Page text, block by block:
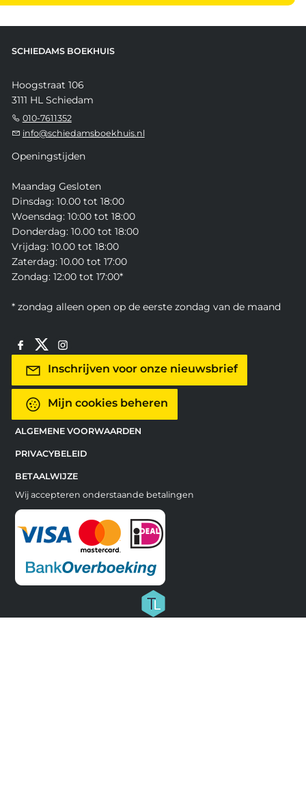
SCHIEDAMS BOEKHUIS
Hoogstraat 106
3111 HL Schiedam
010-7611352
info@schiedamsboekhuis.nl
Openingstijden
Maandag Gesloten
Dinsdag: 10.00 tot 18:00
Woensdag: 10:00 tot 18:00
Donderdag: 10.00 tot 18:00
Vrijdag: 10.00 tot 18:00
Zaterdag: 10.00 tot 17:00
Zondag: 12:00 tot 17:00*
* zondag alleen open op de eerste zondag van de maand
Inschrijven voor onze nieuwsbrief
Mijn cookies beheren
ALGEMENE VOORWAARDEN
PRIVACYBELEID
BETAALWIJZE
Wij accepteren onderstaande betalingen